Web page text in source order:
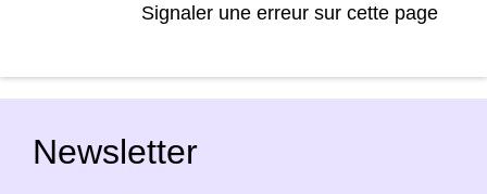
Signaler une erreur sur cette page
Newsletter